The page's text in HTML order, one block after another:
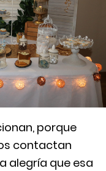
porque
contactan
alegría que esa